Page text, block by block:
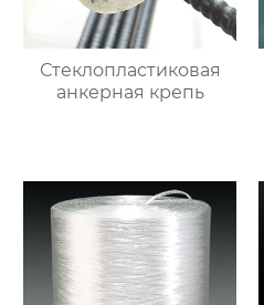
Стеклопластиковая
анкерная крепь